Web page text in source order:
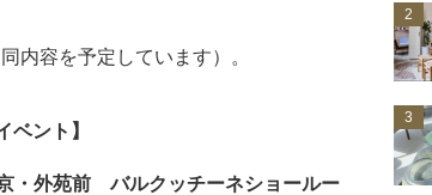
内容を予定しています）。
ント】
・外苑前 バルクッチーネショールー
2
3